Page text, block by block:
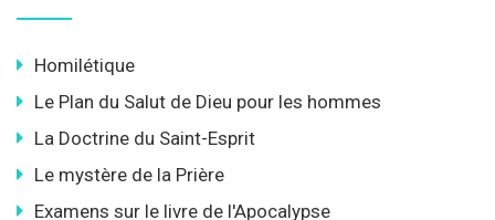
Homilétique
Le Plan du Salut de Dieu pour les hommes
La Doctrine du Saint-Esprit
Le mystère de la Prière
Examens sur le livre de l'Apocalypse